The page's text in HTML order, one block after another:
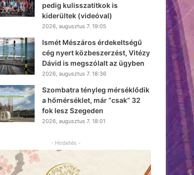
pedig kulisszatitkok is
kiderültek (videóval)
2026, augusztus 7. 19:05
Ismét Mészáros érdekeltségű
cég nyert közbeszerzést, Vitézy
Dávid is megszólalt az ügyben
2026, augusztus 7. 18:36
Szombatra tényleg mérséklődik
a hőmérséklet, már “csak” 32
fok lesz Szegeden
2026, augusztus 7. 18:01
- Hirdetés -